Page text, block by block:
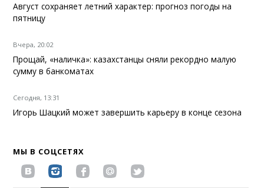
Август сохраняет летний характер: прогноз погоды на
пятницу
Вчера, 20:02
Прощай, «наличка»: казахстанцы сняли рекордно малую
сумму в банкоматах
Сегодня, 13:31
Игорь Шацкий может завершить карьеру в конце сезона
МЫ В СОЦСЕТЯХ